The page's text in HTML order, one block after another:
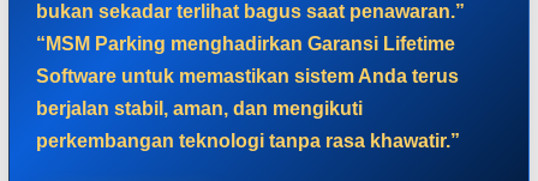
bukan sekadar terlihat bagus saat penawaran.”
“MSM Parking menghadirkan Garansi Lifetime
Software untuk memastikan sistem Anda terus
berjalan stabil, aman, dan mengikuti
perkembangan teknologi tanpa rasa khawatir.”